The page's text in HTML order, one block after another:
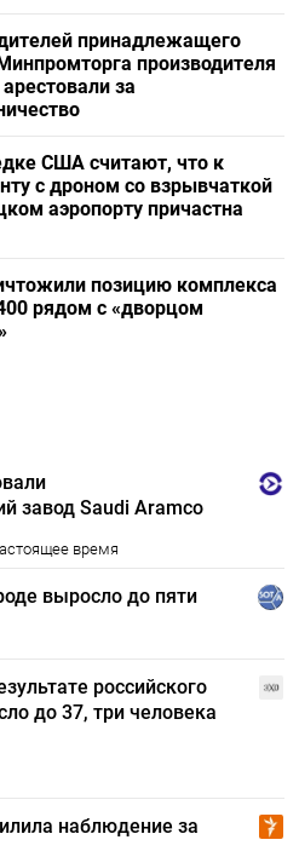
принадлежащего
производителя
за
США считают, что к
с дроном со взрывчаткой
аэропорту причастна
позицию комплекса
рядом с «дворцом